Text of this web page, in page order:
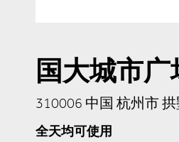
国大城市
310006 中国 杭州市
全天均可使用